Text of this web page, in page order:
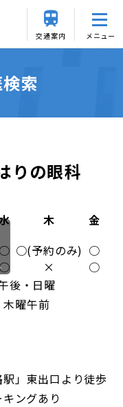
交通案内 メニュー
索
りの眼科
木 金
○ ○(予約のみ) ○
× ○
後・日曜
曜午前
」東出口より徒歩1
ングあり